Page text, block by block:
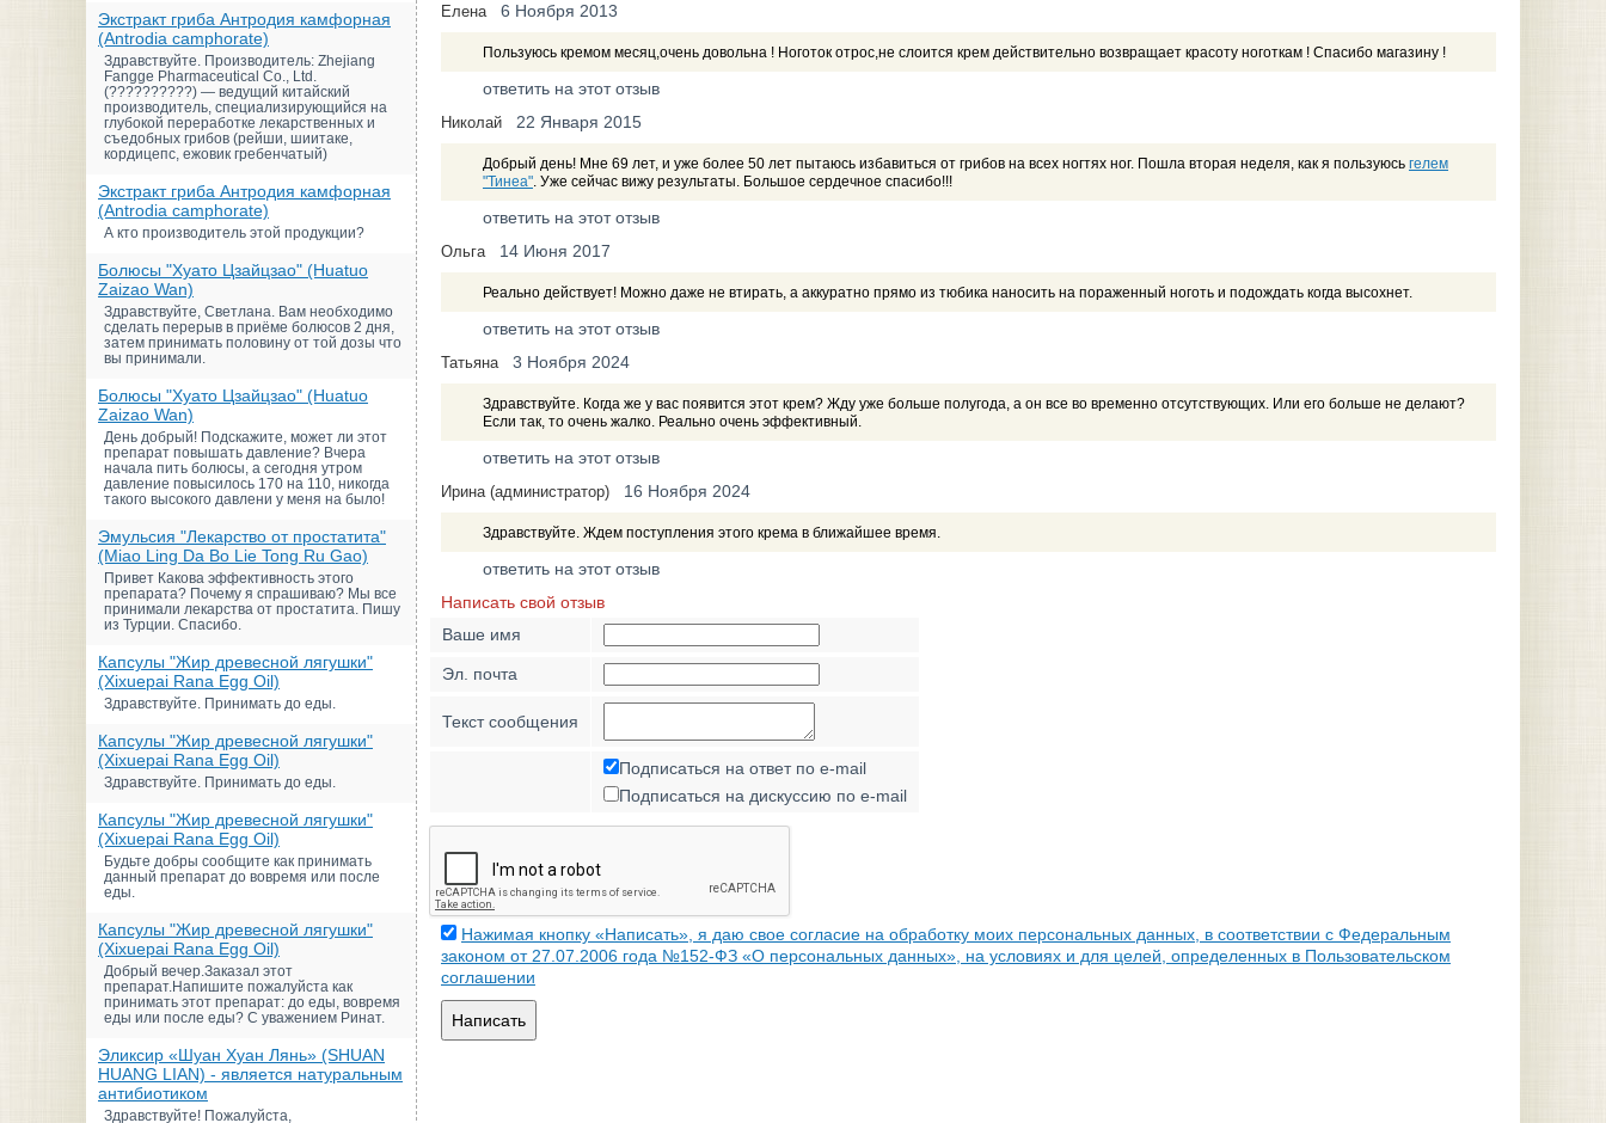
Экстракт гриба Антродия камфорная
(Antrodia camphorate)
Здравствуйте. Производитель: Zhejiang
Fangge Pharmaceutical Co., Ltd.
(??????????) — ведущий китайский
производитель, специализирующийся на
глубокой переработке лекарственных и
съедобных грибов (рейши, шиитаке,
кордицепс, ежовик гребенчатый)
Экстракт гриба Антродия камфорная
(Antrodia camphorate)
А кто производитель этой продукции?
Болюсы "Хуато Цзайцзао" (Huatuo
Zaizao Wan)
Здравствуйте, Светлана. Вам необходимо
сделать перерыв в приёме болюсов 2 дня,
затем принимать половину от той дозы что
вы принимали.
Болюсы "Хуато Цзайцзао" (Huatuo
Zaizao Wan)
День добрый! Подскажите, может ли этот
препарат повышать давление? Вчера
начала пить болюсы, а сегодня утром
давление повысилось 170 на 110, никогда
такого высокого давлени у меня на было!
Эмульсия "Лекарство от простатита"
(Miao Ling Da Bo Lie Tong Ru Gao)
Привет Какова эффективность этого
препарата? Почему я спрашиваю? Мы все
принимали лекарства от простатита. Пишу
из Турции. Спасибо.
Капсулы "Жир древесной лягушки"
(Xixuepai Rana Egg Oil)
Здравствуйте. Принимать до еды.
Капсулы "Жир древесной лягушки"
(Xixuepai Rana Egg Oil)
Здравствуйте. Принимать до еды.
Капсулы "Жир древесной лягушки"
(Xixuepai Rana Egg Oil)
Будьте добры сообщите как принимать
данный препарат до вовремя или после
еды.
Капсулы "Жир древесной лягушки"
(Xixuepai Rana Egg Oil)
Добрый вечер.Заказал этот
препарат.Напишите пожалуйста как
принимать этот препарат: до еды, вовремя
еды или после еды? С уважением Ринат.
Эликсир «Шуан Хуан Лянь» (SHUAN
HUANG LIAN) - является натуральным
антибиотиком
Здравствуйте! Пожалуйста,
Елена 6 Ноября 2013
Пользуюсь кремом месяц,очень довольна ! Ноготок отрос,не слоится крем действительно возвращает красоту ноготкам ! Спасибо магазину !
ответить на этот отзыв
Николай 22 Января 2015
Добрый день! Мне 69 лет, и уже более 50 лет пытаюсь избавиться от грибов на всех ногтях ног. Пошла вторая неделя, как я пользуюсь гелем
"Тинеа". Уже сейчас вижу результаты. Большое сердечное спасибо!!!
ответить на этот отзыв
Ольга 14 Июня 2017
Реально действует! Можно даже не втирать, а аккуратно прямо из тюбика наносить на пораженный ноготь и подождать когда высохнет.
ответить на этот отзыв
Татьяна 3 Ноября 2024
Здравствуйте. Когда же у вас появится этот крем? Жду уже больше полугода, а он все во временно отсутствующих. Или его больше не делают?
Если так, то очень жалко. Реально очень эффективный.
ответить на этот отзыв
Ирина (администратор) 16 Ноября 2024
Здравствуйте. Ждем поступления этого крема в ближайшее время.
ответить на этот отзыв
Написать свой отзыв
Ваше имя
Эл. почта
Текст сообщения
Подписаться на ответ по e-mail
Подписаться на дискуссию по e-mail
Нажимая кнопку «Написать», я даю свое согласие на обработку моих персональных данных, в соответствии с Федеральным
законом от 27.07.2006 года №152-ФЗ «О персональных данных», на условиях и для целей, определенных в Пользовательском
соглашении
Написать